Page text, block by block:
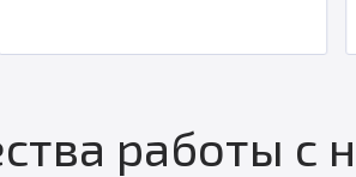
работы с